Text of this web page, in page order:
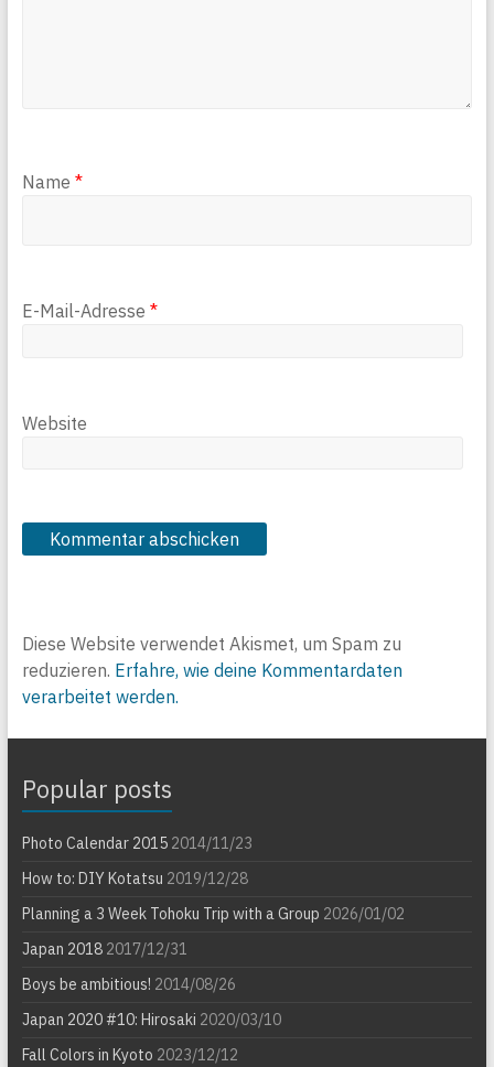
Name *
E-Mail-Adresse *
Website
Diese Website verwendet Akismet, um Spam zu
reduzieren. Erfahre, wie deine Kommentardaten
verarbeitet werden.
Popular posts
Photo Calendar 20152014/11/23
How to: DIY Kotatsu 2019/12/28
Planning a 3 Week Tohoku Trip with a Group 2026/01/02
Japan 20182017/12/31
Boys be ambitious! 2014/08/26
Japan 2020 #10: Hirosaki 2020/03/10
Fall Colors in Kyoto 2023/12/12